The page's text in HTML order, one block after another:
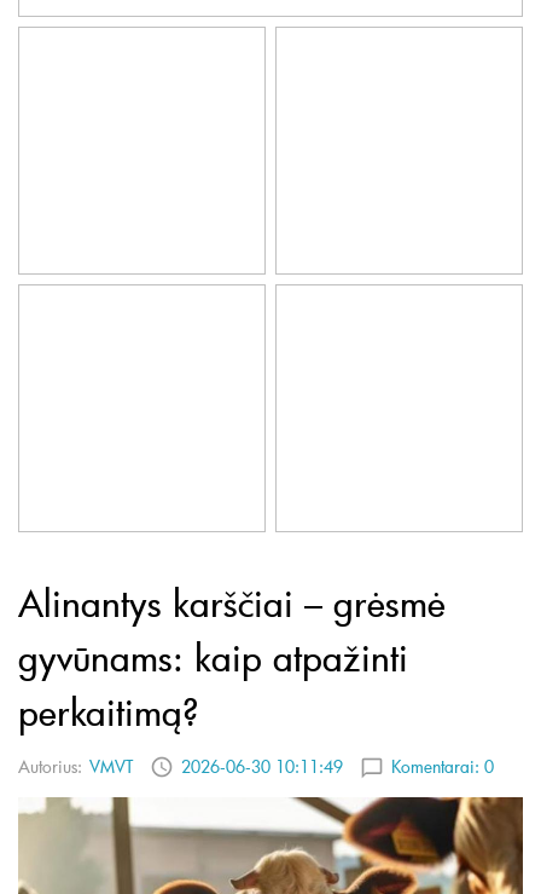
Alinantys karščiai – grėsmė
gyvūnams: kaip atpažinti
perkaitimą?
Autorius: VMVT 2026-06-30 10:11:49 Komentarai: 0